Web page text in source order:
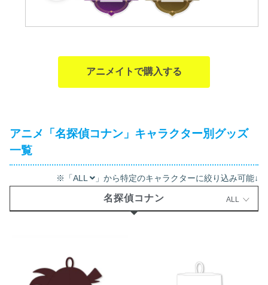
アニメイトで購入する
アニメ「名探偵コナン」キャラクター別グッズ
一覧
※「ALL 」から特定のキャラクターに絞り込み可能↓
名探偵コナン ALL
名探偵コナン サウナハット サウ